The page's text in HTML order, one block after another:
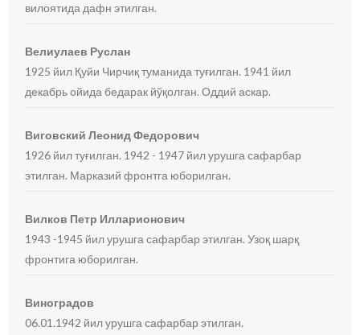
вилоятида дафн этилган.
Велиулаев Руслан
1925 йил Қуйи Чирчиқ туманида туғилган. 1941 йил
декабрь ойида бедарак йўқолган. Оддий аскар.
Виговский Леонид Федорович
1926 йил туғилган. 1942 - 1947 йил урушга сафарбар
этилган. Марказий фронтга юборилган.
Вилков Петр Илларионович
1943 -1945 йил урушга сафарбар этилган. Узоқ шарқ
фронтига юборилган.
Виноградов
06.01.1942 йил урушга сафарбар этилган.